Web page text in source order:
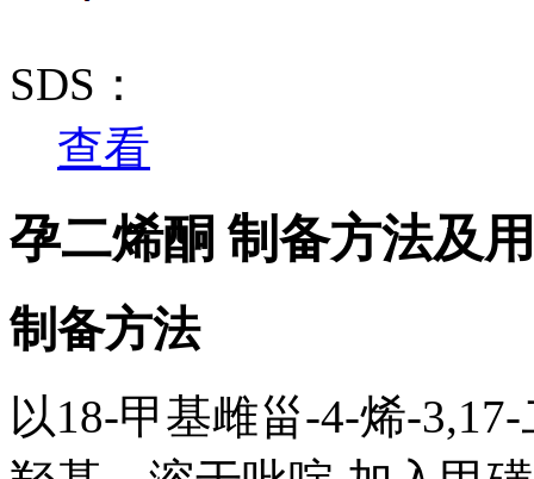
SDS：
查看
孕二烯酮 制备方法及
制备方法
以18-甲基雌甾-4-烯-